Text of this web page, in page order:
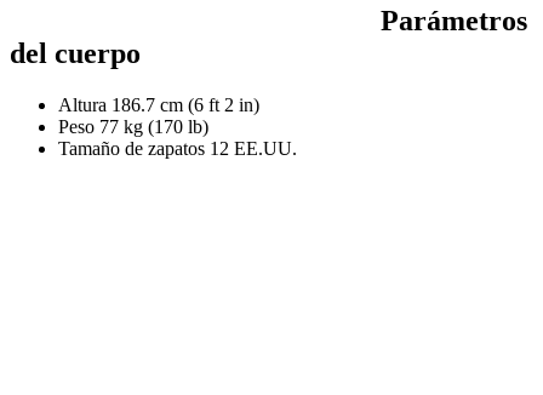
Parámetros
del cuerpo
Altura 186.7 cm (6 ft 2 in)
Peso 77 kg (170 lb)
Tamaño de zapatos 12 EE.UU.